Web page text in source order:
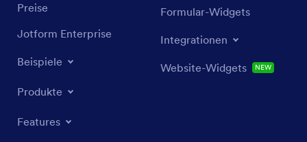
Preise
Jotform Enterprise
Beispiele
Produkte
Features
Formular-Widgets
Integrationen
Website-Widgets NEW